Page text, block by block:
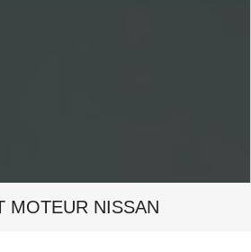
MOTEUR NISSAN